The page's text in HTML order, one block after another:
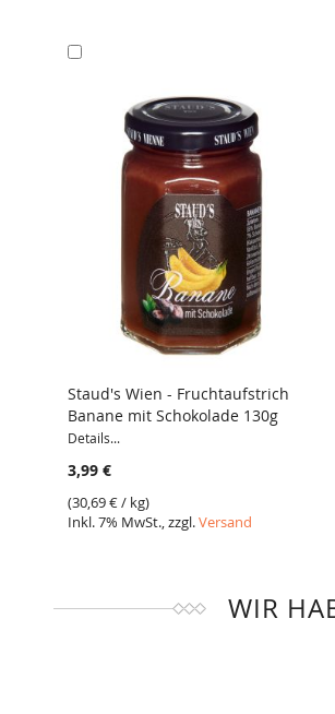
VERGLEICH
Staud's Wien - Fruchtaufstrich
Banane mit Schokolade 130g
Details...
3,99 €
(30,69 €/ kg)
Inkl. 7% MwSt., zzgl.Versand
WIR